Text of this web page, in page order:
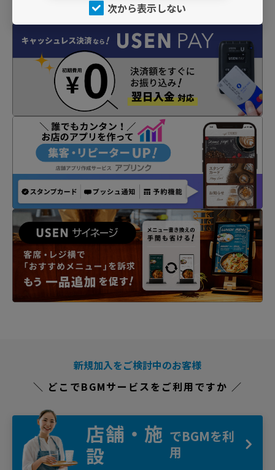
新規加入をご検討中のお客様
＼ どこでBGMサービスをご利用ですか ／
店舗・施
設
でBGMを利
用
次から表示しない